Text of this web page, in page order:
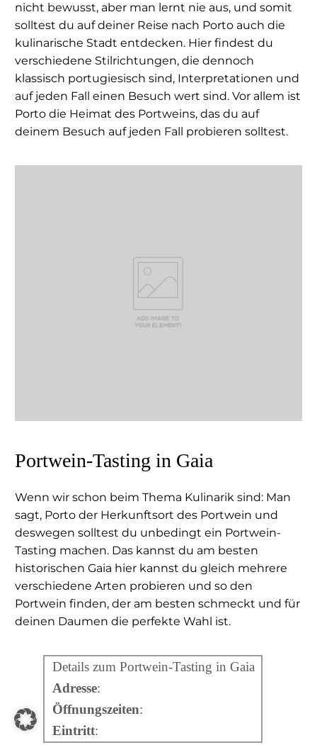
nicht bewusst, aber man lernt nie aus, und somit
solltest du auf deiner Reise nach Porto auch die
kulinarische Stadt entdecken. Hier findest du
verschiedene Stilrichtungen, die dennoch
klassisch portugiesisch sind, Interpretationen und
auf jeden Fall einen Besuch wert sind. Vor allem ist
Porto die Heimat des Portweins, das du auf
deinem Besuch auf jeden Fall probieren solltest.
Portwein-Tasting in Gaia
Wenn wir schon beim Thema Kulinarik sind: Man
sagt, Porto der Herkunftsort des Portwein und
deswegen solltest du unbedingt ein Portwein-
Tasting machen. Das kannst du am besten
historischen Gaia hier kannst du gleich mehrere
verschiedene Arten probieren und so den
Portwein finden, der am besten schmeckt und für
deinen Daumen die perfekte Wahl ist.
Details zum Portwein-Tasting in Gaia
Adresse:
Öffnungszeiten:
Eintritt: